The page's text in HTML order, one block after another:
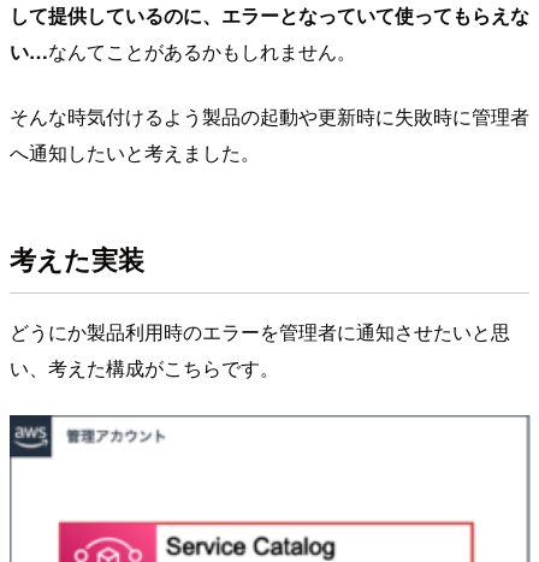
して提供しているのに、エラーとなっていて使ってもらえな
い…なんてことがあるかもしれません。
そんな時気付けるよう製品の起動や更新時に失敗時に管理者
へ通知したいと考えました。
考えた実装
どうにか製品利用時のエラーを管理者に通知させたいと思
い、考えた構成がこちらです。